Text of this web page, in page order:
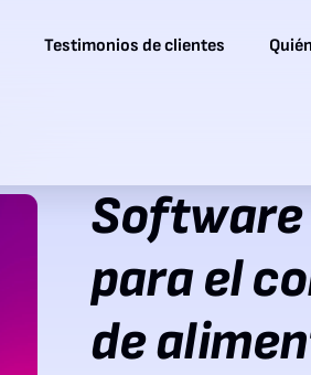
Testimonios de clientes
para el
de